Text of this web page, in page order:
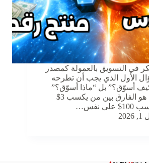
في التسويق بالعمولة كمصدر
الأول الذي يجب أن تطرحه
أسوّق؟” بل “ماذا أسوّق؟”
هذا السؤال البسيط هو الفارق بين من يكسب 3$
نفس…